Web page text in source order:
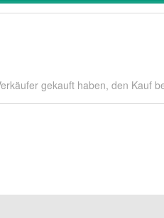
gekauft haben, den Kauf